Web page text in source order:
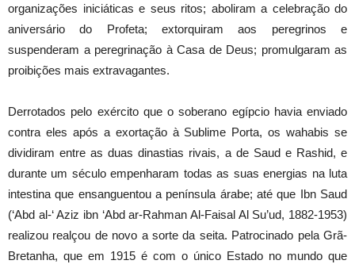
organizações iniciáticas e seus ritos; aboliram a celebração do
aniversário do Profeta; extorquiram aos peregrinos e
suspenderam a peregrinação à Casa de Deus; promulgaram as
proibições mais extravagantes.
Derrotados pelo exército que o soberano egípcio havia enviado
contra eles após a exortação à Sublime Porta, os wahabis se
dividiram entre as duas dinastias rivais, a de Saud e Rashid, e
durante um século empenharam todas as suas energias na luta
intestina que ensanguentou a península árabe; até que Ibn Saud
(‘Abd al-‘ Aziz ibn ‘Abd ar-Rahman Al-Faisal Al Su’ud, 1882-1953)
realizou realçou de novo a sorte da seita. Patrocinado pela Grã-
Bretanha, que em 1915 é com o único Estado no mundo que